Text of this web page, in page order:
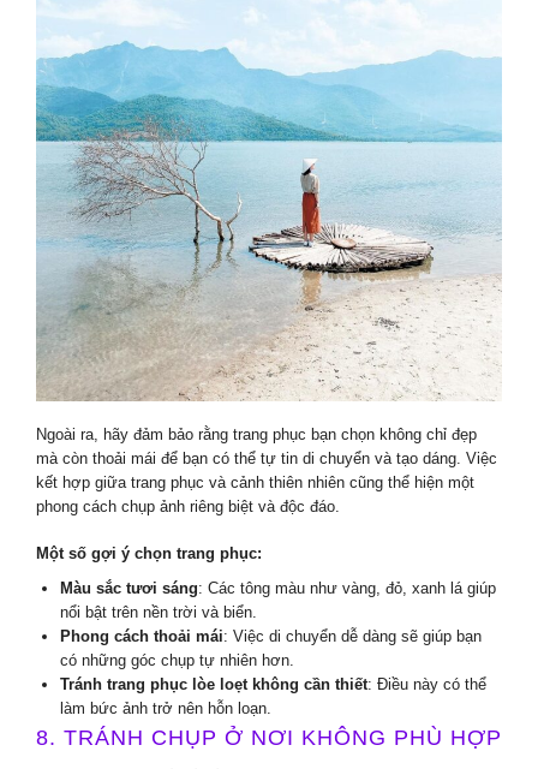
Ngoài ra, hãy đảm bảo rằng trang phục bạn chọn không chỉ đẹp
mà còn thoải mái để bạn có thể tự tin di chuyển và tạo dáng. Việc
kết hợp giữa trang phục và cảnh thiên nhiên cũng thể hiện một
phong cách chụp ảnh riêng biệt và độc đáo.
Một số gợi ý chọn trang phục:
Màu sắc tươi sáng: Các tông màu như vàng, đỏ, xanh lá giúp
nổi bật trên nền trời và biển.
Phong cách thoải mái: Việc di chuyển dễ dàng sẽ giúp bạn
có những góc chụp tự nhiên hơn.
Tránh trang phục lòe loẹt không cần thiết: Điều này có thể
làm bức ảnh trở nên hỗn loạn.
8. TRÁNH CHỤP Ở NƠI KHÔNG PHÙ HỢP